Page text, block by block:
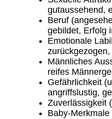
gutaussehend,
Beruf
gebildet, Erfolg
Emotionale
Männliches
reifes
Gefährlichkeit
angriffslustig,
Zuverlässigkeit
Baby-